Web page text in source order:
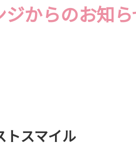
からのお知
トスマイル